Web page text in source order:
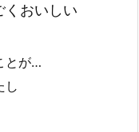
くおいしい
とが…
し